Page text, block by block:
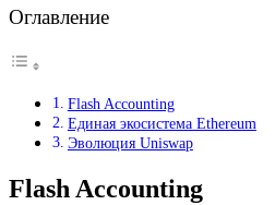
Оглавление
Flash Accounting
Единая экосистема Ethereum
Эволюция Uniswap
Flash Accounting